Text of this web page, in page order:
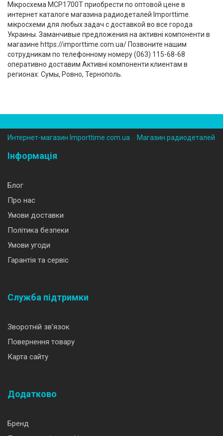
Мікросхема MCP1700T приобрести по оптовой цене в
интернет каталоге магазина радиодеталей Importtime.
мікросхеми для любых задач с доставкой во все города
Украины. Заманчивые предложения на активні компоненти в
магазине https://importtime.com.ua/ Позвоните нашим
сотрудникам по телефонному номеру (‎063) 115-68-68
оперативно доставим Активні компоненти клиентам в
регионах: Сумы, Ровно, Тернополь.
Интернет-магазин Importtime.com.ua Магазин радиодеталей
Інформація
Блог
Про нас
Умови доставки
Політика безпеки
Умови угоди
Гарантія та сервіс
Служба підтримки
Зворотній зв’язок
Повернення товару
Карта сайту
Додатково
Бренд